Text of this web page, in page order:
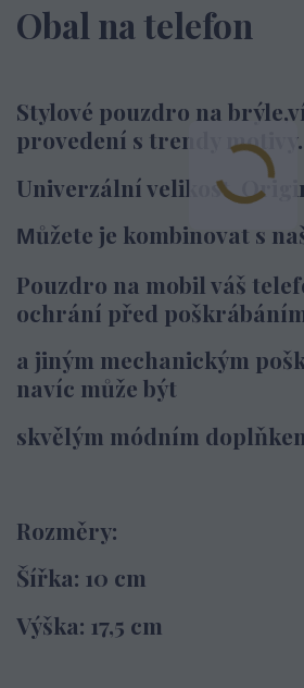
Obal na telefon
Stylové pouzdro na
provedení s trendy motivy.
Univerzální velikost.
Můžete je kombinovat s
Pouzdro na mobil váš
ochrání před
a jiným mechanickým
navíc může být
skvělým módním
Rozměry:
Šířka: 10 cm
Výška: 17,5 cm